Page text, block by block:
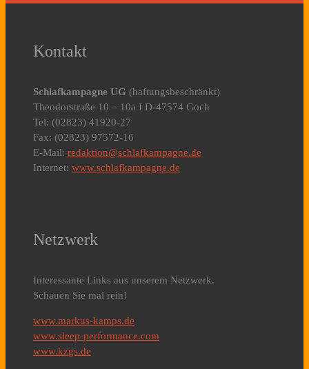
Kontakt
Schlafkampagne UG (haftungsbeschränkt)
Theodorstraße 10 – 10a I D-47574 Goch
Tel: (02823) 41920-27
Fax: (02823) 97572-16
E-Mail: redaktion@schlafkampagne.de
Internet: www.schlafkampagne.de
Netzwerk
Interessante Links aus unserem Netzwerk.
Schauen Sie mal rein!
www.markus-kamps.de
www.sleep-performance.com
www.kzgs.de